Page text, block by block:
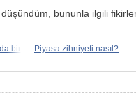
düşündüm, bununla ilgili
bir Piyasa zihniyeti nasıl?